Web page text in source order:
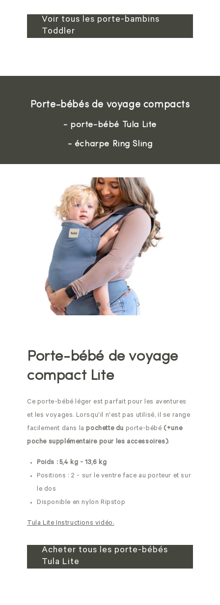
Voir tous les porte-bambins
Toddler
Porte-bébés de voyage compacts
- porte-bébé Tula Lite
- écharpe Ring Sling
Porte-bébé de voyage
compact Lite
Ce porte-bébé léger est parfait pour les aventures
et les voyages. Lorsqu'il n'est pas utilisé, il se range
facilement dans la pochette du porte-bébé (+une
poche supplémentaire pour les accessoires).
Poids : 5,4 kg - 13,6 kg
Positions : 2 - sur le ventre face au porteur et sur
le dos
Disponible en nylon Ripstop
Tula Lite Instructions vidéo.
Acheter tous les porte-bébés
Tula Lite